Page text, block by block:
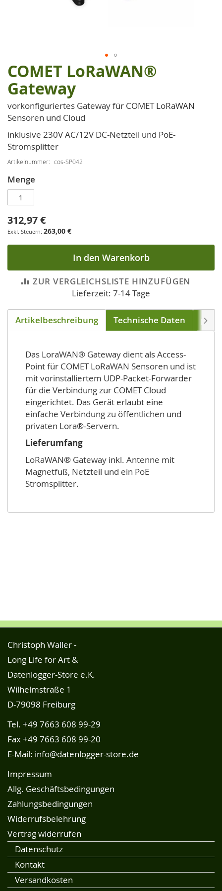
Zum
Anfang
der
Bildgalerie
springen
COMET LoRaWAN®
Gateway
vorkonfiguriertes Gateway für COMET LoRaWAN
Sensoren und Cloud
inklusive 230V AC/12V DC-Netzteil und PoE-
Stromsplitter
Artikelnummer cos-SP042
Menge
312,97 €
263,00 €
In den Warenkorb
ZUR VERGLEICHSLISTE HINZUFÜGEN
Lieferzeit: 7-14 Tage
Artikelbeschreibung Technische Daten
Das LoraWAN® Gateway dient als Access-
Point für COMET LoRaWAN Sensoren und ist
mit vorinstalliertem UDP-Packet-Forwarder
für die Verbindung zur COMET Cloud
eingerichtet. Das Gerät erlaubt eine
einfache Verbindung zu öffentlichen und
privaten Lora®-Servern.
Lieferumfang
LoRaWAN® Gateway inkl. Antenne mit
Magnetfuß, Netzteil und ein PoE
Stromsplitter.
Christoph Waller -
Long Life for Art &
Datenlogger-Store e.K.
Wilhelmstraße 1
D-79098 Freiburg
Tel. +49 7663 608 99-29
Fax +49 7663 608 99-20
E-Mail: info@datenlogger-store.de
Impressum
Allg. Geschäftsbedingungen
Zahlungsbedingungen
Widerrufsbelehrung
Vertrag widerrufen
Datenschutz
Kontakt
Versandkosten